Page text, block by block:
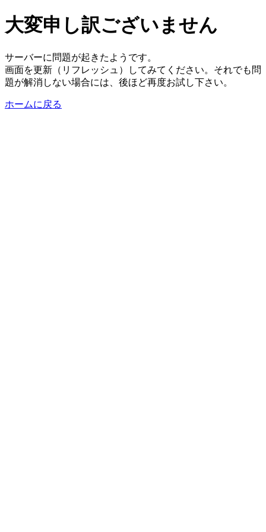
大変申し訳ございません
サーバーに問題が起きたようです。
画面を更新（リフレッシュ）してみてください。それでも問
題が解消しない場合には、後ほど再度お試し下さい。
ホームに戻る